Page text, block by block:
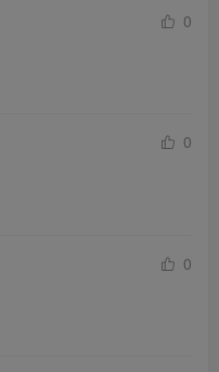
0
0
0